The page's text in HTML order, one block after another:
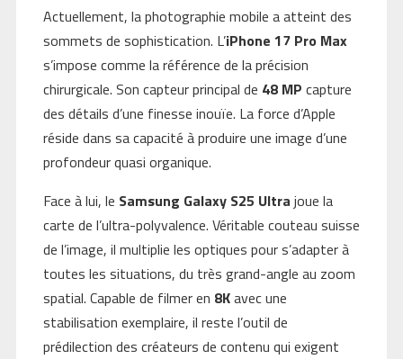
Actuellement, la photographie mobile a atteint des
sommets de sophistication. L’iPhone 17 Pro Max
s’impose comme la référence de la précision
chirurgicale. Son capteur principal de 48 MP capture
des détails d’une finesse inouïe. La force d’Apple
réside dans sa capacité à produire une image d’une
profondeur quasi organique.
Face à lui, le Samsung Galaxy S25 Ultra joue la
carte de l’ultra-polyvalence. Véritable couteau suisse
de l’image, il multiplie les optiques pour s’adapter à
toutes les situations, du très grand-angle au zoom
spatial. Capable de filmer en 8Kavec une
stabilisation exemplaire, il reste l’outil de
prédilection des créateurs de contenu qui exigent